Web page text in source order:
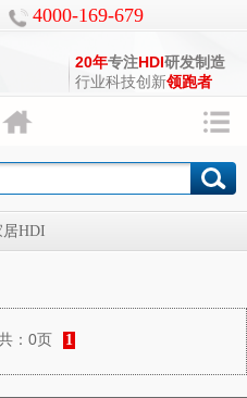
4000-169-679
20年专注HDI研发制造
行业科技创新领跑者
居HDI
： 0页 1